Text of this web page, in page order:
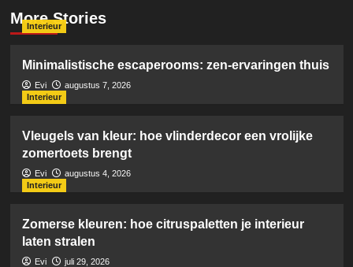
More Stories
Interieur
Minimalistische escaperooms: zen-ervaringen thuis
Evi
augustus 7, 2026
Interieur
Vleugels van kleur: hoe vlinderdecor een vrolijke
zomertoets brengt
Evi
augustus 4, 2026
Interieur
Zomerse kleuren: hoe citruspaletten je interieur
laten stralen
Evi juli 29, 2026